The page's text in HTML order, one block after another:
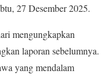
27 Desember 2025.
mengungkapkan
laporan sebelumnya.
yang mendalam